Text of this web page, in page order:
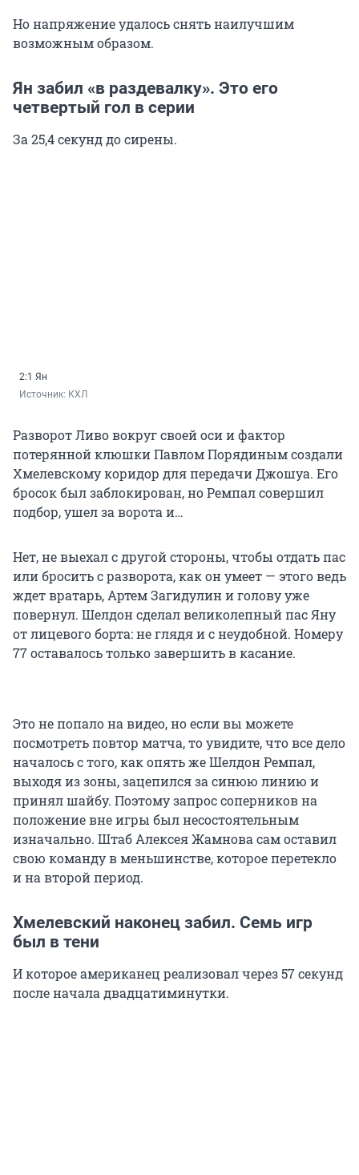
Но напряжение удалось снять наилучшим
возможным образом.
Ян забил «в раздевалку». Это его
четвертый гол в серии
За 25,4 секунд до сирены.
2:1 Ян
Источник: КХЛ
Разворот Ливо вокруг своей оси и фактор
потерянной клюшки Павлом Порядиным создали
Хмелевскому коридор для передачи Джошуа. Его
бросок был заблокирован, но Ремпал совершил
подбор, ушел за ворота и…
Нет, не выехал с другой стороны, чтобы отдать пас
или бросить с разворота, как он умеет — этого ведь
ждет вратарь, Артем Загидулин и голову уже
повернул. Шелдон сделал великолепный пас Яну
от лицевого борта: не глядя и с неудобной. Номеру
77 оставалось только завершить в касание.
Это не попало на видео, но если вы можете
посмотреть повтор матча, то увидите, что все дело
началось с того, как опять же Шелдон Ремпал,
выходя из зоны, зацепился за синюю линию и
принял шайбу. Поэтому запрос соперников на
положение вне игры был несостоятельным
изначально. Штаб Алексея Жамнова сам оставил
свою команду в меньшинстве, которое перетекло
и на второй период.
Хмелевский наконец забил. Семь игр
был в тени
И которое американец реализовал через 57 секунд
после начала двадцатиминутки.